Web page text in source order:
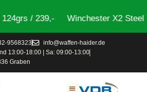
/ 239,- Winchester X2 Steel
9568323
info@waffen-haider.de
13:00-18:00 | Sa: 09:00-13:00
Graben